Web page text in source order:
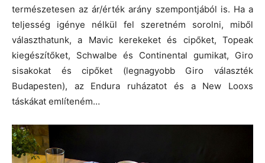
természetesen az ár/érték arány szempontjából is. Ha a
teljesség igénye nélkül fel szeretném sorolni, miből
választhatunk, a Mavic kerekeket és cipőket, Topeak
kiegészítőket, Schwalbe és Continental gumikat, Giro
sisakokat és cipőket (legnagyobb Giro választék
Budapesten), az Endura ruházatot és a New Looxs
táskákat említeném…